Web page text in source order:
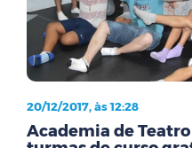
20/12/2017, às 12:28
Academia de